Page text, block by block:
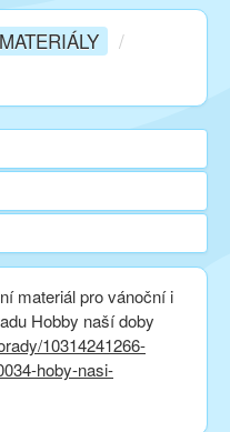
/
materiál pro vánoční i
Hobby naší doby
10314241266-
hoby-nasi-